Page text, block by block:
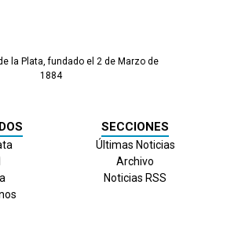
la Plata, fundado el 2 de Marzo de
1884
SECCIONES
Últimas Noticias
Archivo
Noticias RSS